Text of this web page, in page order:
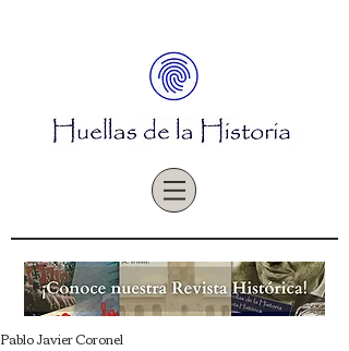
Pablo Javier Coronel